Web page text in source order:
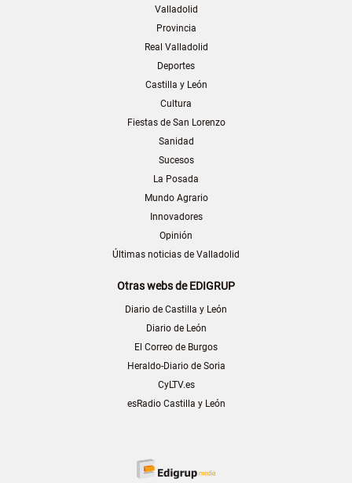
Valladolid
Provincia
Real Valladolid
Deportes
Castilla y León
Cultura
Fiestas de San Lorenzo
Sanidad
Sucesos
La Posada
Mundo Agrario
Innovadores
Opinión
Últimas noticias de Valladolid
Otras webs de EDIGRUP
Diario de Castilla y León
Diario de León
El Correo de Burgos
Heraldo-Diario de Soria
CyLTV.es
esRadio Castilla y León